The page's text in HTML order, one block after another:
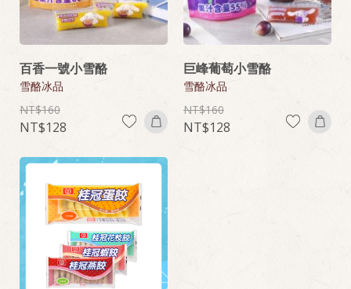
百香一號小雪酪
雪酪冰品
160
128
巨峰葡萄小雪酪
雪酪冰品
160
128